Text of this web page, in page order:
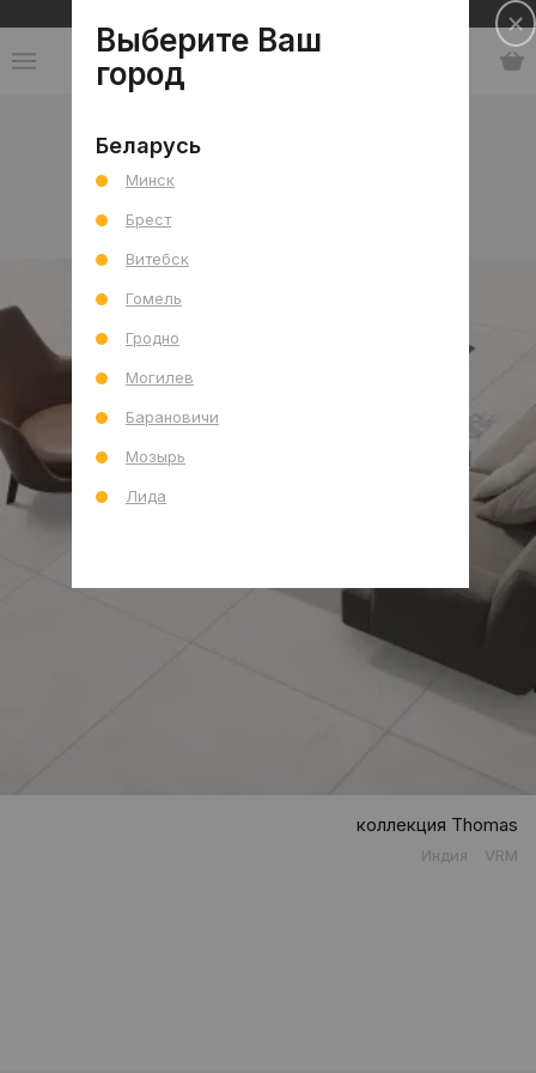
коллекция Thomas
Индия VRM
Выберите Ваш
город
Беларусь
Минск
Брест
Витебск
Гомель
Гродно
Могилев
Барановичи
Мозырь
Лида